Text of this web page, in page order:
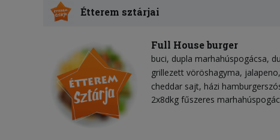
Étterem sztárjai
Full House burger
buci dupla marhahúspogácsa
grillezett vöröshagyma jalapeno
cheddar sajt házi
2x8dkg fűszeres